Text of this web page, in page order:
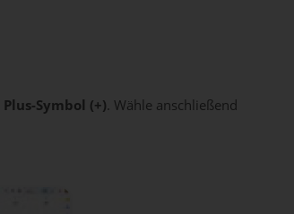
Plus-Symbol (+) . Wähle anschließend